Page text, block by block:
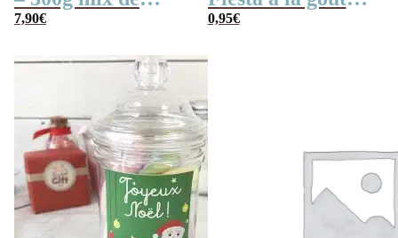
bonbons anciens –
pères Papa”
7,90€
cerise x 3
0,95€